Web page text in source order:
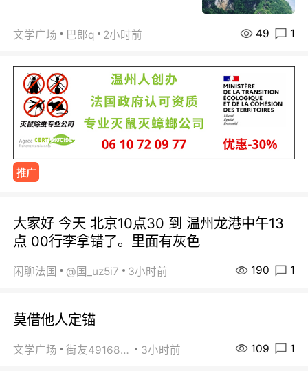
文学广场 巴郞q 2小时前 49 1
推广
大家好 今天 北京10点30 到 温州龙港中午13
点 00行李拿错了。里面有灰色
闲聊法国 @国_uz5i7 3小时前 190 1
莫借他人定锚
文学广场 街友49168527 3小时前 109 1